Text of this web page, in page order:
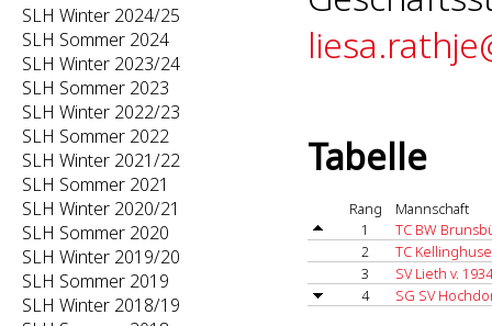
SLH Winter 2024/25
SLH Sommer 2024
SLH Winter 2023/24
SLH Sommer 2023
SLH Winter 2022/23
SLH Sommer 2022
SLH Winter 2021/22
SLH Sommer 2021
SLH Winter 2020/21
SLH Sommer 2020
SLH Winter 2019/20
SLH Sommer 2019
SLH Winter 2018/19
Tabelle
Rang
Mannschaft
1
TC BW
2
TC
3
SV Lieth v. 1934
4
SG SV